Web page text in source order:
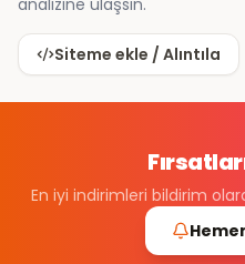
analizine ulaşsın.
Siteme ekle / Alıntıla
En iyi indirimleri bildirim